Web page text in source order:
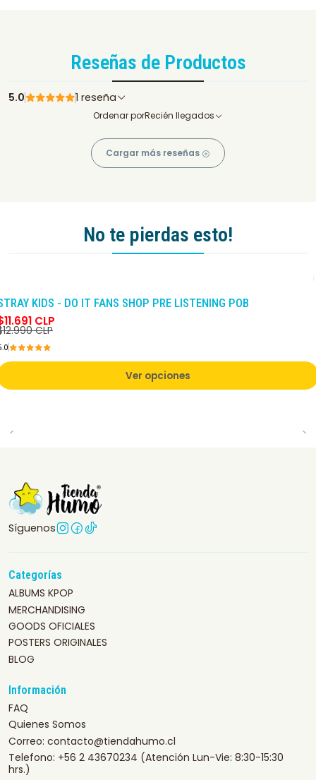
Reseñas de Productos
5.0 1 reseña
Ordenar porRecién llegados
Cargar más reseñas
No te pierdas esto!
KIDS - DO IT FANS SHOP PRE LISTENING POB
CLP
CLP
Ver opciones
Síguenos
Categorías
ALBUMS KPOP
MERCHANDISING
GOODS OFICIALES
POSTERS ORIGINALES
BLOG
Información
FAQ
Quienes Somos
Correo: contacto@tiendahumo.cl
Telefono: +56 2 43670234 (Atención Lun-Vie: 8:30-15:30
hrs.)